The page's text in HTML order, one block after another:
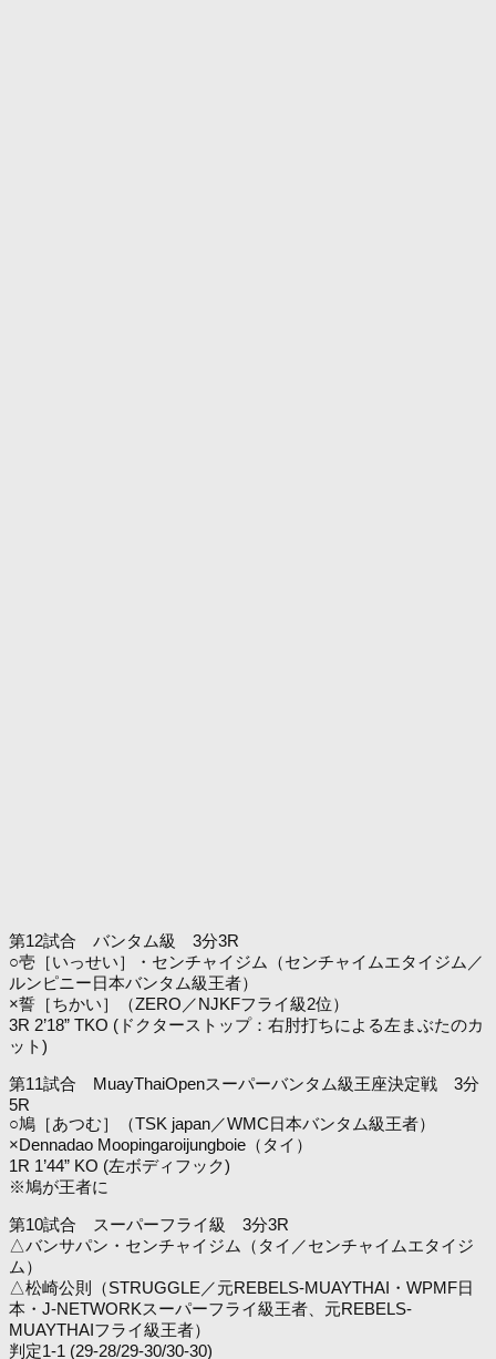
第12試合 バンタム級 3分3R
○壱［いっせい］・センチャイジム（センチャイムエタイジム／
ルンピニー日本バンタム級王者）
×誓［ちかい］（ZERO／NJKFフライ級2位）
3R 2’18” TKO (ドクターストップ：右肘打ちによる左まぶたのカ
ット)
第11試合 MuayThaiOpenスーパーバンタム級王座決定戦 3分
5R
○鳩［あつむ］（TSK japan／WMC日本バンタム級王者）
×Dennadao Moopingaroijungboie（タイ）
1R 1’44” KO (左ボディフック)
※鳩が王者に
第10試合 スーパーフライ級 3分3R
△バンサパン・センチャイジム（タイ／センチャイムエタイジ
ム）
△松崎公則（STRUGGLE／元REBELS-MUAYTHAI・WPMF日
本・J-NETWORKスーパーフライ級王者、元REBELS-
MUAYTHAIフライ級王者）
判定1-1 (29-28/29-30/30-30)